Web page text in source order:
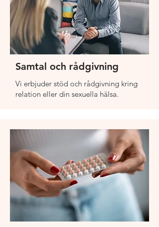
Samtal och rådgivning
Vi erbjuder stöd och rådgivning kring
relation eller din sexuella hälsa.